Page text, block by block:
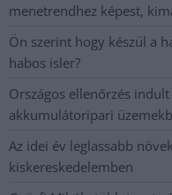
menetrendhez képest,
Ön szerint hogy készül a
habos isler?
Országos ellenőrzés indult
akkumulátoripari
Az idei év leglassabb
kiskereskedelemben